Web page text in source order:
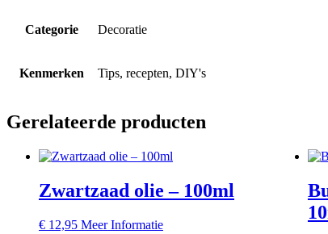
Categorie Decoratie
Kenmerken Tips, recepten, DIY's
Gerelateerde producten
Zwartzaad olie – 100ml
€ 12,95 Meer Informatie